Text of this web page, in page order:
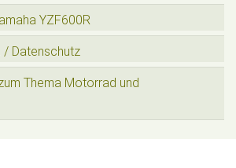
YZF600R
/ Datenschutz
Thema Motorrad und